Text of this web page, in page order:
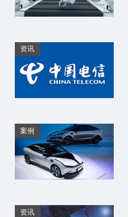
资讯
案例
资讯